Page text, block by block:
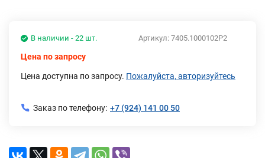
Артикул: 7405.1000102Р2
В наличии - 22 шт.
Цена по запросу
Цена доступна по запросу. Пожалуйста, авторизуйтесь
Заказ по телефону: +7 (924) 141 00 50